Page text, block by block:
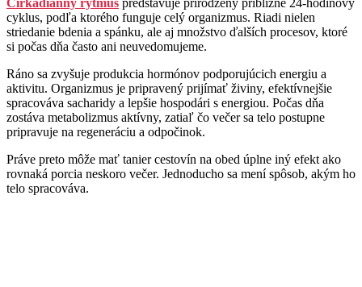
Cirkadiánny rytmus predstavuje prirodzený približne 24-hodinový
cyklus, podľa ktorého funguje celý organizmus. Riadi nielen
striedanie bdenia a spánku, ale aj množstvo ďalších procesov, ktoré
si počas dňa často ani neuvedomujeme.
Ráno sa zvyšuje produkcia hormónov podporujúcich energiu a
aktivitu. Organizmus je pripravený prijímať živiny, efektívnejšie
spracováva sacharidy a lepšie hospodári s energiou. Počas dňa
zostáva metabolizmus aktívny, zatiaľ čo večer sa telo postupne
pripravuje na regeneráciu a odpočinok.
Práve preto môže mať tanier cestovín na obed úplne iný efekt ako
rovnaká porcia neskoro večer. Jednoducho sa mení spôsob, akým ho
telo spracováva.